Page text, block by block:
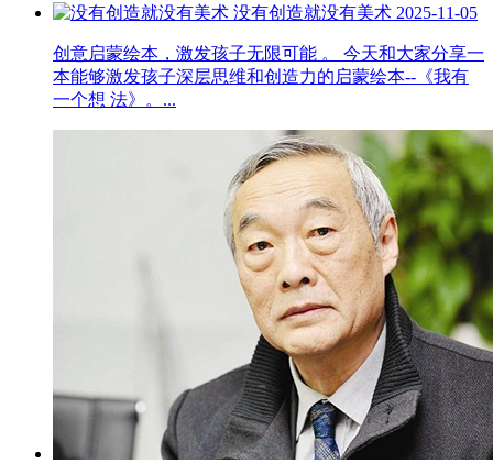
没有创造就没有美术 2025-11-05
创意启蒙绘本，激发孩子无限可能 。 今天和大家分享一
本能够激发孩子深层思维和创造力的启蒙绘本--《我有
一个想 法》。...